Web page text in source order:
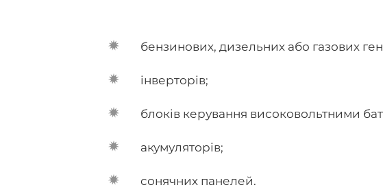
бензинових, дизельних або газових
інверторів;
блоків керування високовольтними
акумуляторів;
сонячних панелей.